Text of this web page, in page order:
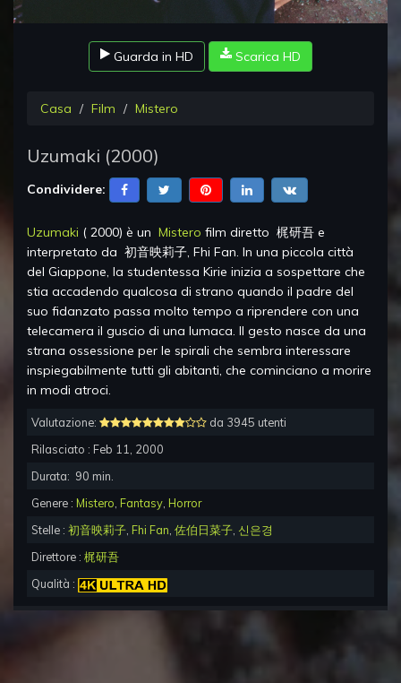
Video
Guarda in HD Scarica HD
Casa Film Mistero
Uzumaki (2000)
Condividere:
Uzumaki ( 2000) è un Mistero film diretto 梶研吾 e
interpretato da 初音映莉子, Fhi Fan. In una piccola città
del Giappone, la studentessa Kirie inizia a sospettare che
stia accadendo qualcosa di strano quando il padre del
suo fidanzato passa molto tempo a riprendere con una
telecamera il guscio di una lumaca. Il gesto nasce da una
strana ossessione per le spirali che sembra interessare
inspiegabilmente tutti gli abitanti, che cominciano a morire
in modi atroci.
Valutazione:
da 3945 utenti
Rilasciato : Feb 11, 2000
Durata: 90 min.
Genere : Mistero Fantasy Horror
Stelle : 初音映莉子 Fhi Fan 佐伯日菜子 신은경
Direttore : 梶研吾
Qualità :